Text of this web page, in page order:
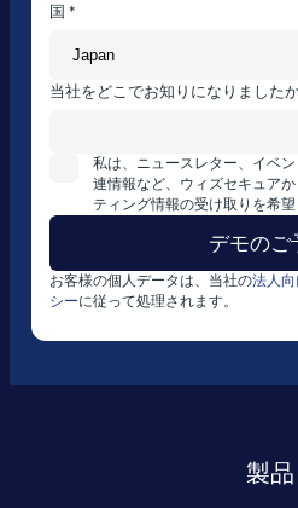
国 *
当社をどこでお知りになりました
私は、ニュースレター、イベ
連情報など、ウィズセキュア
ティング情報の受け取りを希望
お客様の個人データは、当社の法人向
シーに従って処理されます。
製品